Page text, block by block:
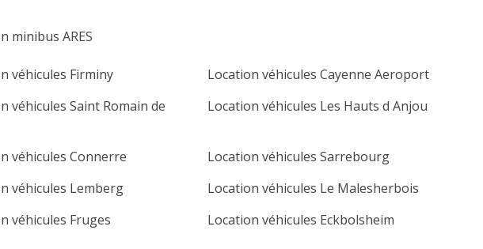
véhicules Firminy
Location véhicules Cayenne Aeroport
véhicules Saint Romain de
Location véhicules Les Hauts d Anjou
véhicules Connerre
Location véhicules Sarrebourg
véhicules Lemberg
Location véhicules Le Malesherbois
véhicules Fruges Location véhicules Eckbolsheim
minibus ARES